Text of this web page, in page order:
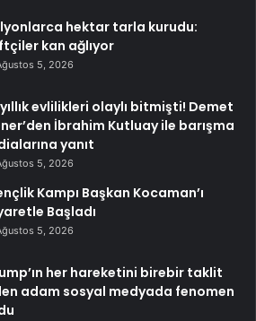
hektar tarla kurudu:
kan ağlıyor
5, 2026
yıllık evlilikleri olaylı bitmişti! Demet
İbrahim Kutluay ile barışma
yanıt
5, 2026
Kampı Başkan Kocaman’ı
Başladı
5, 2026
her hareketini birebir taklit
adam sosyal medyada fenomen